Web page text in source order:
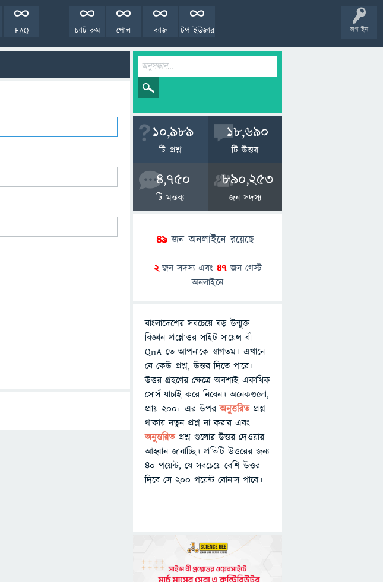
লগ ইন
FAQ টপ ইউজার
ব্যাজ
পোল
চ্যাট রুম
10,989
টি প্রশ্ন
18,690
টি উত্তর
4,750
টি মন্তব্য
890,253
জন সদস্য
49 জন অনলাইনে রয়েছে
2জন সদস্য এবং 47জন গেস্ট
অনলাইনে
বাংলাদেশের সবচেয়ে বড় উন্মুক্ত
বিজ্ঞান প্রশ্নোত্তর সাইট সায়েন্স বী
QnA তে আপনাকে স্বাগতম। এখানে
যে কেউ প্রশ্ন, উত্তর দিতে পারে।
উত্তর গ্রহণের ক্ষেত্রে অবশ্যই একাধিক
সোর্স যাচাই করে নিবেন। অনেকগুলো,
প্রায় ২০০+ এর উপরঅনুত্তরিতপ্রশ্ন
থাকায় নতুন প্রশ্ন না করার এবং
অনুত্তরিত প্রশ্ন গুলোর উত্তর দেওয়ার
আহ্বান জানাচ্ছি। প্রতিটি উত্তরের জন্য
৪০ পয়েন্ট, যে সবচেয়ে বেশি উত্তর
দিবে সে ২০০ পয়েন্ট বোনাস পাবে।